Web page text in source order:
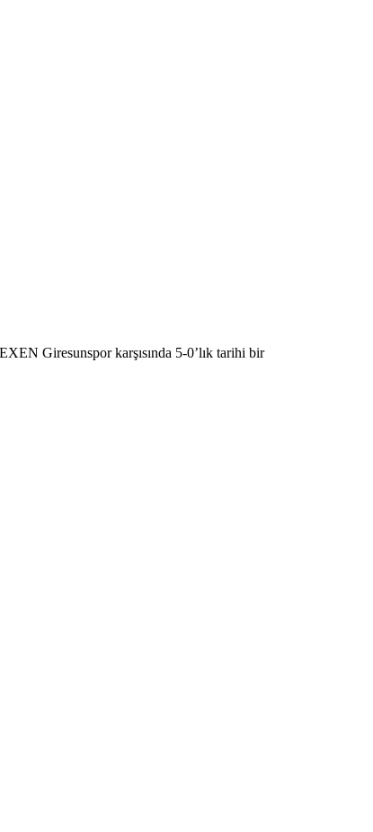
Giresunspor karşısında 5-0’lık tarihi bir